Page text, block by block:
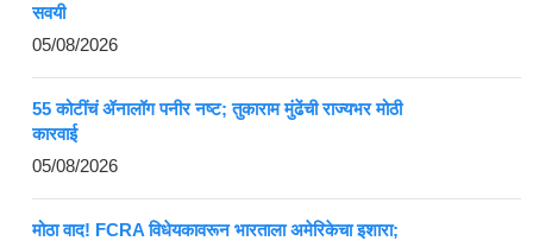
सवयी
05/08/2026
55 कोटींचं ॲनालॉग पनीर नष्ट; तुकाराम मुंढेंची राज्यभर मोठी
कारवाई
05/08/2026
मोठा वाद! FCRA विधेयकावरून भारताला अमेरिकेचा इशारा;